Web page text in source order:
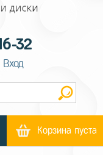
32
Корзина пуста